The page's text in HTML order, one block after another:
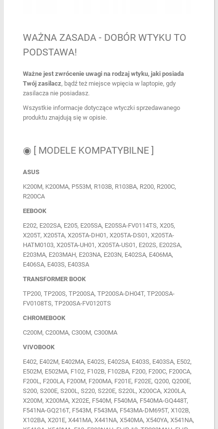
WAŻNA ZASADA - DOBÓR WTYKU TO
PODSTAWA!
Ważne jest zwrócenie uwagi na rodzaj wtyku, jaki posiada
Twój zasilacz, bądź też miejsce wpięcia w laptopie, gdy
zasilacza nie posiadasz.
Wszystkie informacje dotyczące wtyczki sprzedawanego
produktu znajdują się w opisie.
◉ [ MODELE KOMPATYBILNE ]
ASUS
K200M, K200MA, P553M, R103B, R103BA, R200, R200C,
R200CA
EEBOOK
E202, E202SA, E205, E205SA, E205SA-FV0114TS, X205,
X205T, X205TA, X205TA-DH01, X205TA-DS01, X205TA-
HATM0103, X205TA-UH01, X205TA-US01, E202S, E202SA,
E203MA, E203MAH, E203NA, E203N, E402SA, E406MA,
E406SA, E403S, E403SA
TRANSFORMER BOOK
TP200, TP200S, TP200SA, TP200SA-DH04T, TP200SA-
FV0108TS, TP200SA-FV0120TS
CHROMEBOOK
C200M, C200MA, C300M, C300MA
VIVOBOOK
E402, E402M, E402MA, E402S, E402SA, E403S, E403SA, E502,
E502M, E502MA, F102, F102B, F102BA, F200, F200C, F200CA,
F200L, F200LA, F200M, F200MA, F201E, F202E, Q200, Q200E,
S200, S200E, S200L, S220, S220E, S220L, X200CA, X200LA,
X200M, X200MA, X202E, F540M, F540MA, F540MA-GQ448T,
F541NA-GQ216T, F543M, F543MA, F543MA-DM695T, X102B,
X102BA, X201E, X441MA, X441NA, X540MA, X540YA, X541NA,